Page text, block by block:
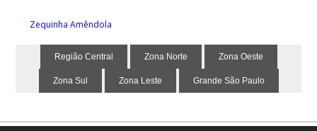
Zequinha Amêndola
Região Central Zona Norte Zona Oeste
Zona Sul Zona Leste Grande São Paulo